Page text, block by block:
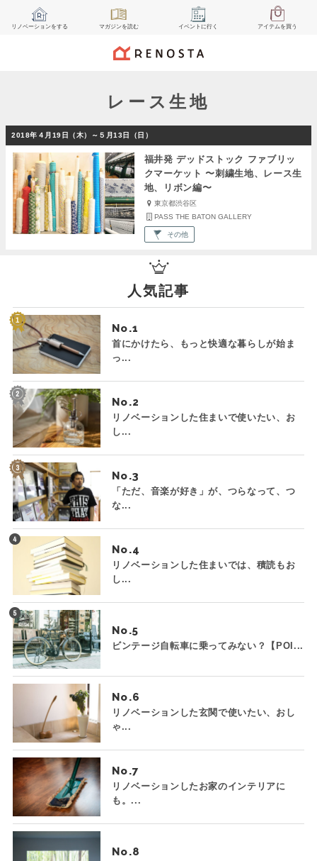
リノベーションをする マガジンを読む イベント に行く アイテムを買う
レース生地
2018年４月19日（木）～５月13日（日）
福井発 デッドストック ファブリッ
クマーケット 〜刺繍生地、レース生
地、リボン編〜
東京都渋谷区
PASS THE BATON GALLERY
その他
人気記事
No.
首にかけたら、もっと快適な暮らしが始ま
っ...
No.
リノベーションした住まいで使いたい、お
し...
No.
「ただ、音楽が好き」が、つらなって、つ
な...
No.
リノベーションした住まいでは、積読もお
し...
No.
ビンテージ自転車に乗ってみない？【POI...
No.
リノベーションした玄関で使いたい、おし
ゃ...
No.
リノベーションしたお家のインテリアに
も。...
No.